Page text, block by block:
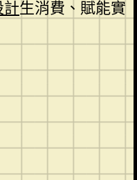
生消費、賦能實